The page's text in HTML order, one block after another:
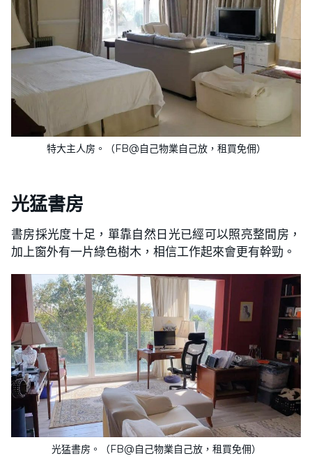
特大主人房。（FB@自己物業自己放，租買免佣）
光猛書房
書房採光度十足，單靠自然日光已經可以照亮整間房，
加上窗外有一片綠色樹木，相信工作起來會更有幹勁。
光猛書房。（FB@自己物業自己放，租買免佣）